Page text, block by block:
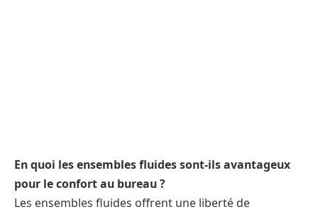
En quoi les ensembles fluides sont-ils avantageux
pour le confort au bureau ?
Les ensembles fluides offrent une liberté de